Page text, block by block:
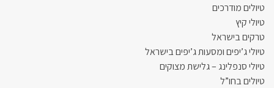
טיולים מודרכים
טיולי קיץ
טרקים בישראל
טיולי ג’יפים ומסעות ג’יפים בישראל
טיולי סנפלינג – גלישת מצוקים
טיולים בחו”ל